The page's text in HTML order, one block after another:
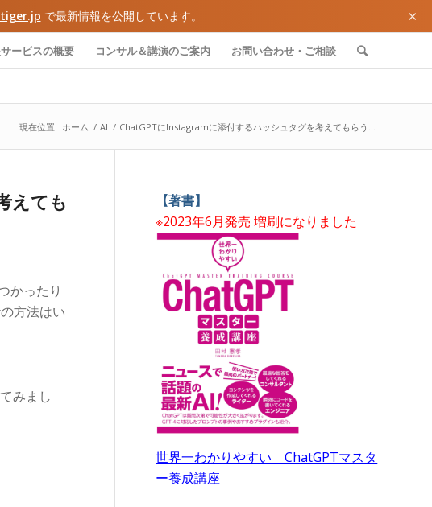
で最新情報を公開しています。 ×
ービスの概要 コンサル＆講演のご案内 お問い合わせ・ご相談
現在位置: ホーム / AI / ChatGPTにInstagramに添付するハッシュタグを考えてもらう...
えても
かったり
方法はい
みまし
【著書】
※2023年6月発売 増刷になりました
世界一わかりやすい ChatGPTマスタ
ー養成講座